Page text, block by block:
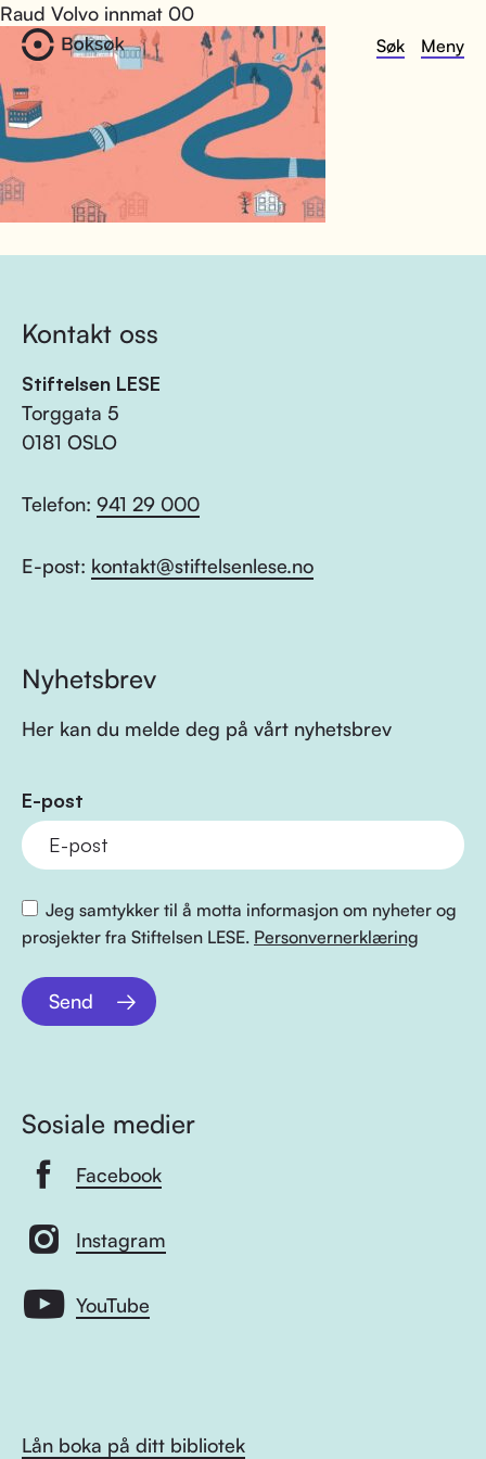
Søk Meny
Raud Volvo innmat 00
Kontakt oss
Stiftelsen LESE
Torggata 5
0181 OSLO
Telefon: 941 29 000
E-post: kontakt@stiftelsenlese.no
Nyhetsbrev
Her kan du melde deg på vårt nyhetsbrev
E-post
Jeg samtykker til å motta informasjon om nyheter og
prosjekter fra Stiftelsen LESE. Personvernerklæring
Send
Sosiale medier
Facebook
Instagram
YouTube
Lån boka på ditt bibliotek